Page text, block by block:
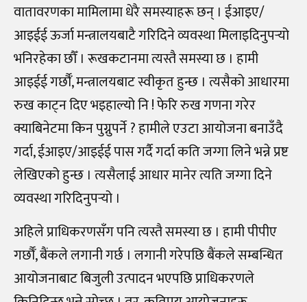
वातावरणका मामिलामा धेरै समस्याहरू छन् । ईआइए/
आइईई ऊर्जा मन्त्रालयबाटै गरिदिने व्यवस्था मिलाइदिनुपर्‍यो
भनिरहेका छौँ । रूखकटानमा त्यस्तै समस्या छ । हामी
आइईई गर्छौँ, मन्त्रालयबाट स्वीकृत हुन्छ । त्यसैको आधारमा
रुख काट्न दिए भइहाल्यो नि ! फेरि रुख गणना गरेर
क्याबिनेटमा किन पुग्नुपर्ने ? हामीले एउटा आयोजना बनाउँदै
गर्दा, ईआइए/आइईई पास गर्दै गर्दा कति जग्गा लिने भन्ने प्रष्ट
लेखिएको हुन्छ । त्यसैलाई आधार मानेर त्यति जग्गा दिने
व्यवस्था गरिदिनुपर्‍यो ।
अहिले प्राधिकरणसँग पनि त्यस्तै समस्या छ । हामी पीपीए
गर्छौँ, बैंकले लगानी गर्छ । लगानी गरेपछि बैंकले सम्बन्धित
आयोजनाबाट बिजुली उत्पादन भएपछि प्राधिकरणले